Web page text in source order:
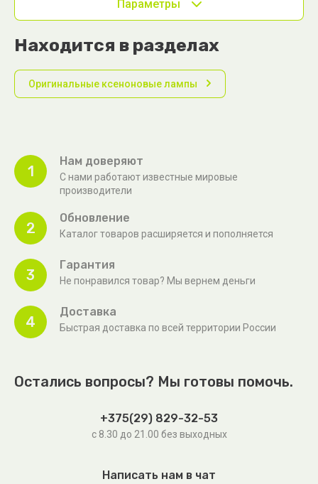
Параметры
Находится в разделах
Оригинальные ксеноновые лампы
1
Нам доверяют
С нами работают известные мировые
производители
2
Обновление
Каталог товаров расширяется и пополняется
3
Гарантия
Не понравился товар? Мы вернем деньги
4
Доставка
Быстрая доставка по всей территории России
Остались вопросы? Мы готовы помочь.
+375(29) 829-32-53
с 8.30 до 21.00 без выходных
Написать нам в чат